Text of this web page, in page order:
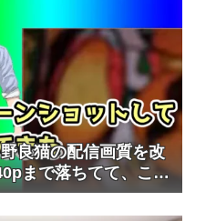
良猫の配信画質を改
まで落ちてて、これ